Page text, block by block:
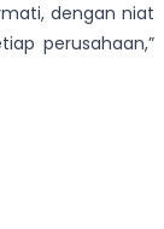
dengan niat
perusahaan,”